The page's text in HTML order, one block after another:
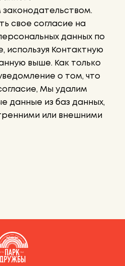
свое согласие на
данных по
используя Контактную
выше. Как только
о том, что
Мы удалим
данные из баз данных,
или внешними